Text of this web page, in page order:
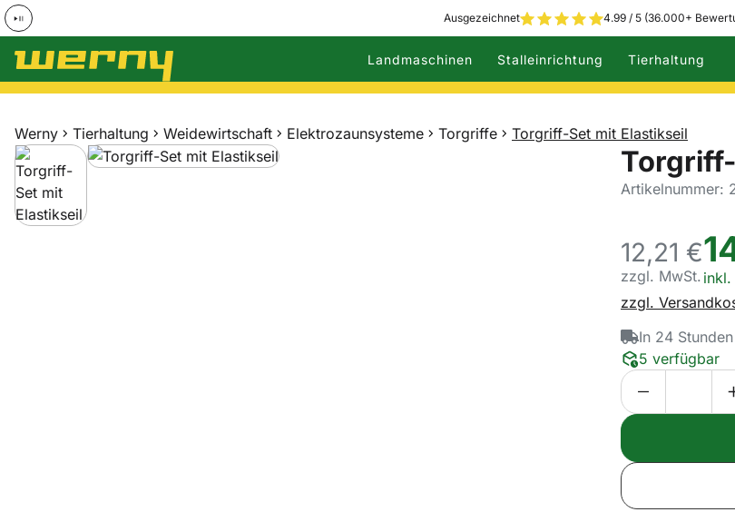
Ausgezeichnet 4.99 / 5 (36.000+
Zum Hauptinhalt springen
Landmaschinen Stalleinrichtung Tierhaltung
Werny Tierhaltung Weidewirtschaft Elektrozaunsysteme Torgriffe Torgriff-Set mit Elastikseil
Produktgalerie
Zur Kaufbox springen Artikelnummer:
12,21 €
zzgl. MwSt. inkl.
zzgl.
In 24
5 verfügbar